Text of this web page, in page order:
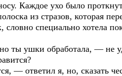
Каждое ухо было
из стразов, которая
словно специально хотела
ты ушки обработала, — не
— ответил я, но, сказать